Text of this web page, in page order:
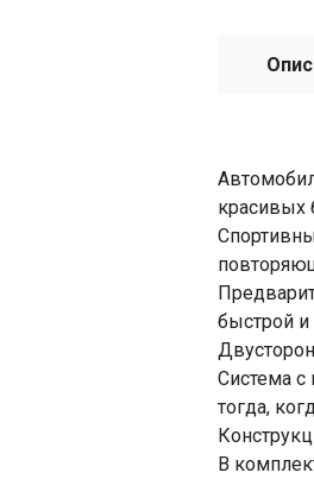
красивых
быстрой и
Система
тогда,
В